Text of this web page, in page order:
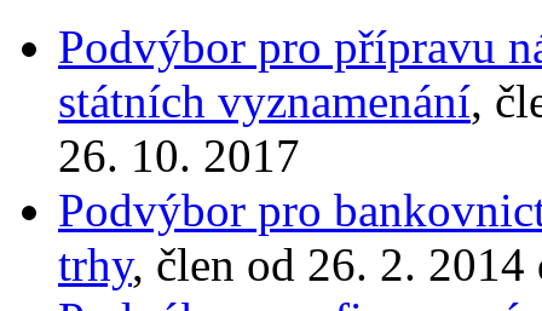
Podvýbor pro přípravu
státních vyznamenání,
26. 10. 2017
Podvýbor pro
trhy, člen od 26. 2.